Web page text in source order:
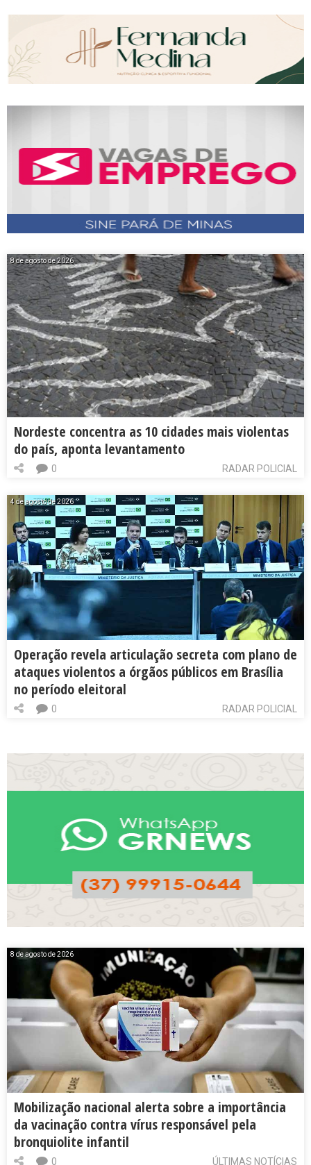
8 de agosto de 2026
Nordeste concentra as 10 cidades mais violentas
do país, aponta levantamento
RADAR POLICIAL
0
4 de agosto de 2026
Operação revela articulação secreta com plano de
ataques violentos a órgãos públicos em Brasília
no período eleitoral
RADAR POLICIAL
0
8 de agosto de 2026
Mobilização nacional alerta sobre a importância
da vacinação contra vírus responsável pela
bronquiolite infantil
ÚLTIMAS NOTÍCIAS
0